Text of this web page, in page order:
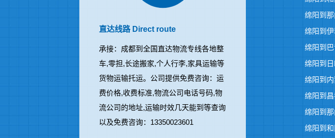
直达线路 Direct route
承接：成都到全国直达物流专线各地整
车,零担,长途搬家,个人行李,家具运输等
货物运输托运。公司提供免费咨询：运
费价格,收费标准,物流公司电话号码,物
流公司的地址,运输时效几天能到等查询
以及免费咨询：13350023601
绵阳到
绵阳到
绵阳到
绵阳到
绵阳到
绵阳到
绵阳到
绵阳到